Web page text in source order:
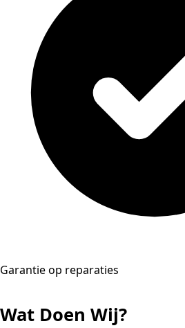
Garantie op reparaties
Wat Doen Wij?